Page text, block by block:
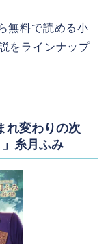
無料で読める小
をラインナップ
れ変わりの次
糸月ふみ